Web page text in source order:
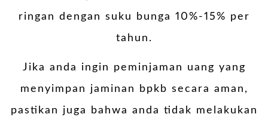
ringan dengan suku bunga 10%-15% per
tahun.
Jika anda ingin peminjaman uang yang
menyimpan jaminan bpkb secara aman,
pastikan juga bahwa anda tidak melakukan